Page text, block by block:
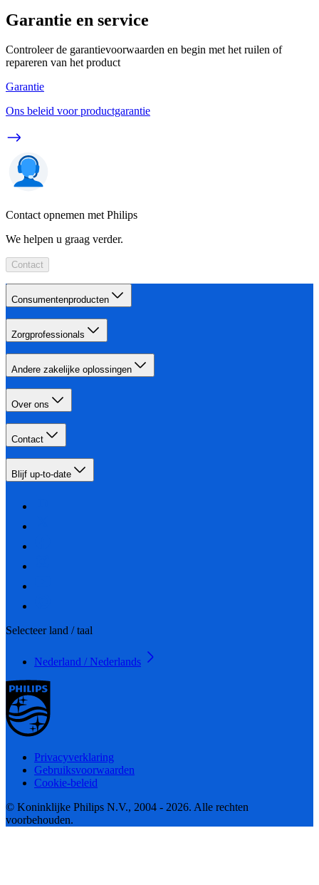
Garantie en service
Controleer de garantievoorwaarden en begin met het ruilen of
repareren van het product
Garantie
Ons beleid voor productgarantie
Contact opnemen met Philips
We helpen u graag verder.
Contact
Consumentenproducten
Zorgprofessionals
Andere zakelijke oplossingen
Over ons
Contact
Blijf up-to-date
Selecteer land / taal
Nederland / Nederlands
Privacyverklaring
Gebruiksvoorwaarden
Cookie-beleid
© Koninklijke Philips N.V., 2004 - 2026. Alle rechten
voorbehouden.